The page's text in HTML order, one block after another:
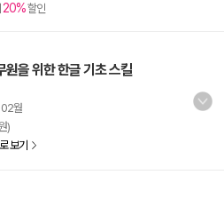
20%할인
원을 위한 한글 기초 스킬
월
)
보기